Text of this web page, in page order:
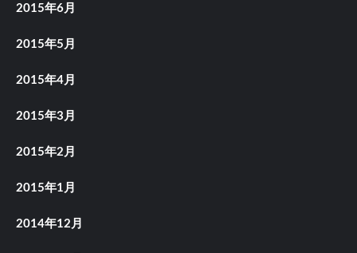
2015年6月
2015年5月
2015年4月
2015年3月
2015年2月
2015年1月
2014年12月